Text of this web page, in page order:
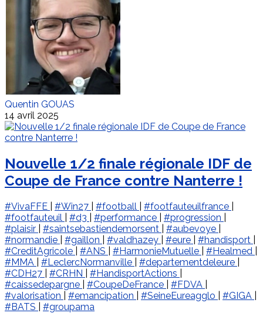
Quentin GOUAS
14 avril 2025
Nouvelle 1/2 finale régionale IDF de
Coupe de France contre Nanterre !
#VivaFFE #Win27 #football #footfauteuilfrance
#footfauteuil
#d3 #performance #progression
#plaisir
#saintsebastiendemorsent #aubevoye
#normandie
#gaillon #valdhazey #eure #handisport
#CreditAgricole
#ANS #HarmonieMutuelle #Healmed
#MMA
#LeclercNormanville #departementdeleure
#CDH27
#CRHN #HandisportActions
#caissedepargne
#CoupeDeFrance #FDVA
#valorisation
#emancipation #SeineEureagglo #GIGA
#BATS
#groupama